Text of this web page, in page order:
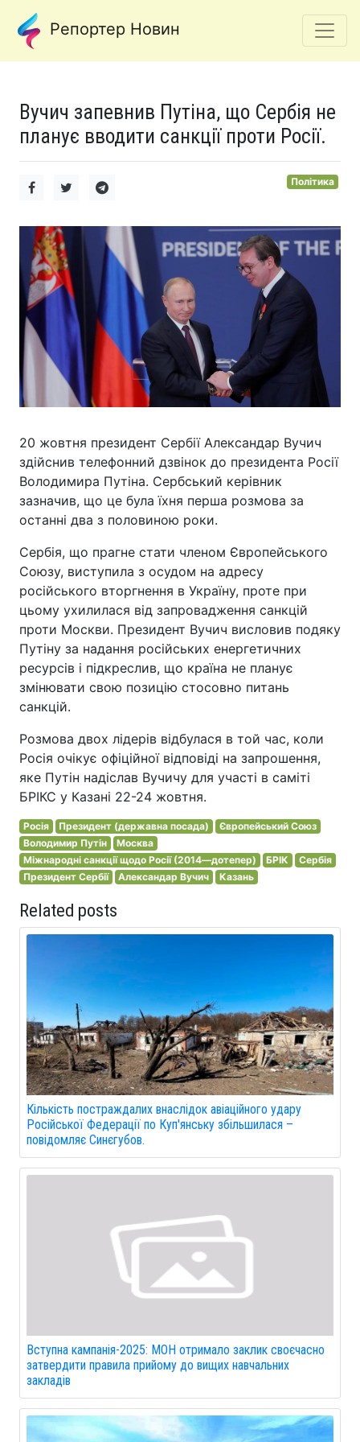
Репортер Новин
Вучич запевнив Путіна, що Сербія не
планує вводити санкції проти Росії.
Політика
20 жовтня президент Сербії Александар Вучич
здійснив телефонний дзвінок до президента Росії
Володимира Путіна. Сербський керівник
зазначив, що це була їхня перша розмова за
останні два з половиною роки.
Сербія, що прагне стати членом Європейського
Союзу, виступила з осудом на адресу
російського вторгнення в Україну, проте при
цьому ухилилася від запровадження санкцій
проти Москви. Президент Вучич висловив подяку
Путіну за надання російських енергетичних
ресурсів і підкреслив, що країна не планує
змінювати свою позицію стосовно питань
санкцій.
Розмова двох лідерів відбулася в той час, коли
Росія очікує офіційної відповіді на запрошення,
яке Путін надіслав Вучичу для участі в саміті
БРІКС у Казані 22-24 жовтня.
Росія Президент (державна посада)
Європейський Союз
Володимир Путін
Москва
Міжнародні санкції щодо Росії (2014—дотепер)
БРІК
Сербія
Президент Сербії
Александар Вучич Казань
Related posts
Кількість постраждалих внаслідок авіаційного удару
Російської Федерації по Куп'янську збільшилася –
повідомляє Синєгубов.
Вступна кампанія-2025: МОН отримало заклик своєчасно
затвердити правила прийому до вищих навчальних
закладів